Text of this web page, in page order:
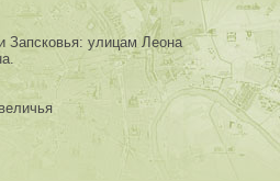
Запсковья: улицам Леона